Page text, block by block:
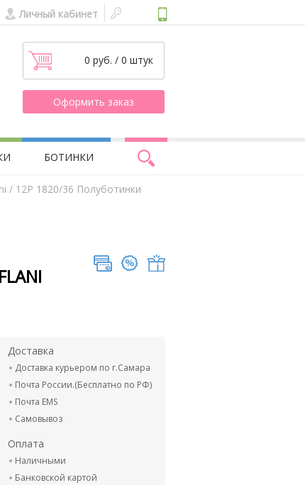
Личный кабинет
0 руб. / 0 штук
Оформить заказ
БОТИНКИ
/ 12Р 1820/36 Полуботинки
Доставка
Доставка курьером по г.Самара
Почта России.(Бесплатно по РФ)
Почта EMS
Самовывоз
Оплата
Наличными
Банковской картой